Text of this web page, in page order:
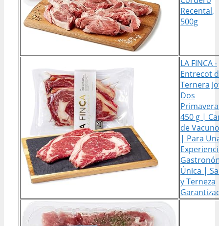
Recental,
500g
LA FINCA -
Entrecot
Ternera
Dos
450 g |
de
| Para
Única |
y Terneza